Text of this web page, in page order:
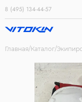
8 (495) 134-44-57
Главная Каталог